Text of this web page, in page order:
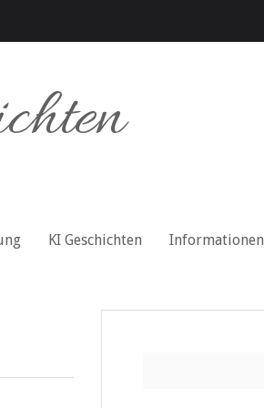
KI Geschichten Informationen